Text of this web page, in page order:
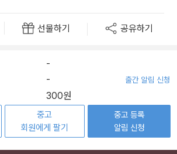
선물하기 공유하기
-
- 출간 알림 신청
300원
중고
회원에게 팔기
중고 등록
알림 신청